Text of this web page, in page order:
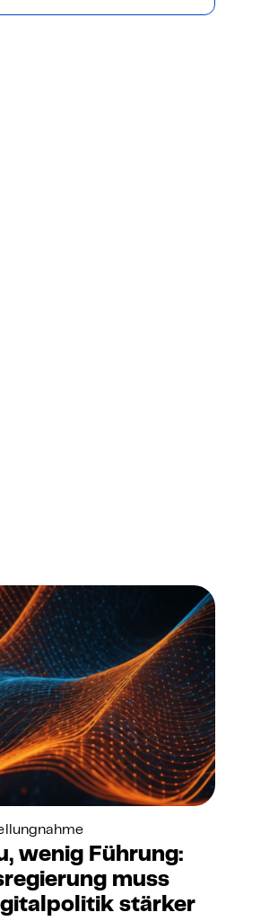
wenig Führung:
muss
stärker